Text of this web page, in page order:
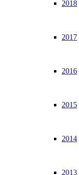
2018
2017
2016
2015
2014
2013